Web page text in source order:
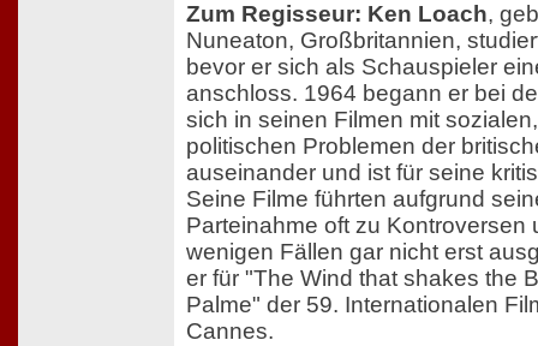
Zum Regisseur: Ken Loach,
Nuneaton, Großbritannien,
bevor er sich als Schauspieler
anschloss. 1964 begann er bei
sich in seinen Filmen mit
politischen Problemen der
auseinander und ist für seine
Seine Filme führten aufgrund
Parteinahme oft zu Kontroversen
wenigen Fällen gar nicht erst
er für "The Wind that shakes the
Palme" der 59. Internationalen
Cannes.